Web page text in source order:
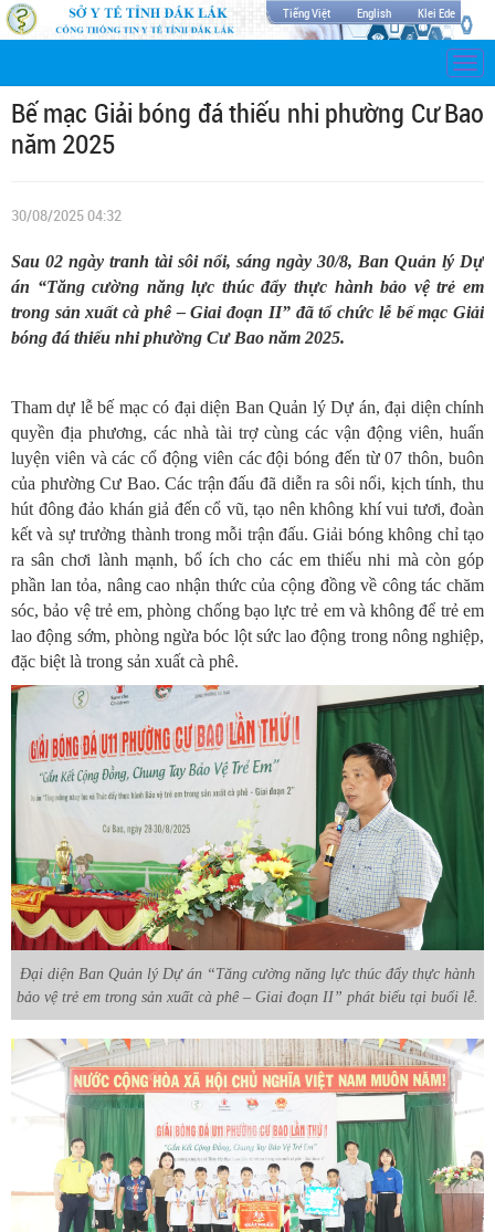
Tiếng Việt English Klei Ede
Bế mạc Giải bóng đá thiếu nhi phường Cư Bao
năm 2025
30/08/2025 04:32
Sau 02 ngày tranh tài sôi nổi, sáng ngày 30/8, Ban Quản lý Dự
án “Tăng cường năng lực thúc đẩy thực hành bảo vệ trẻ em
trong sản xuất cà phê – Giai đoạn II” đã tổ chức lễ bế mạc Giải
bóng đá thiếu nhi phường Cư Bao năm 2025.
Tham dự lễ bế mạc có đại diện Ban Quản lý Dự án, đại diện chính
quyền địa phương, các nhà tài trợ cùng các vận động viên, huấn
luyện viên và các cổ động viên các đội bóng đến từ 07 thôn, buôn
của phường Cư Bao. Các trận đấu đã diễn ra sôi nổi, kịch tính, thu
hút đông đảo khán giả đến cổ vũ, tạo nên không khí vui tươi, đoàn
kết và sự trưởng thành trong mỗi trận đấu. Giải bóng không chỉ tạo
ra sân chơi lành mạnh, bổ ích cho các em thiếu nhi mà còn góp
phần lan tỏa, nâng cao nhận thức của cộng đồng về công tác chăm
sóc, bảo vệ trẻ em, phòng chống bạo lực trẻ em và không để trẻ em
lao động sớm, phòng ngừa bóc lột sức lao động trong nông nghiệp,
đặc biệt là trong sản xuất cà phê.
Đại diện Ban Quản lý Dự án “Tăng cường năng lực thúc đẩy thực hành
bảo vệ trẻ em trong sản xuất cà phê – Giai đoạn II” phát biểu tại buổi lễ.